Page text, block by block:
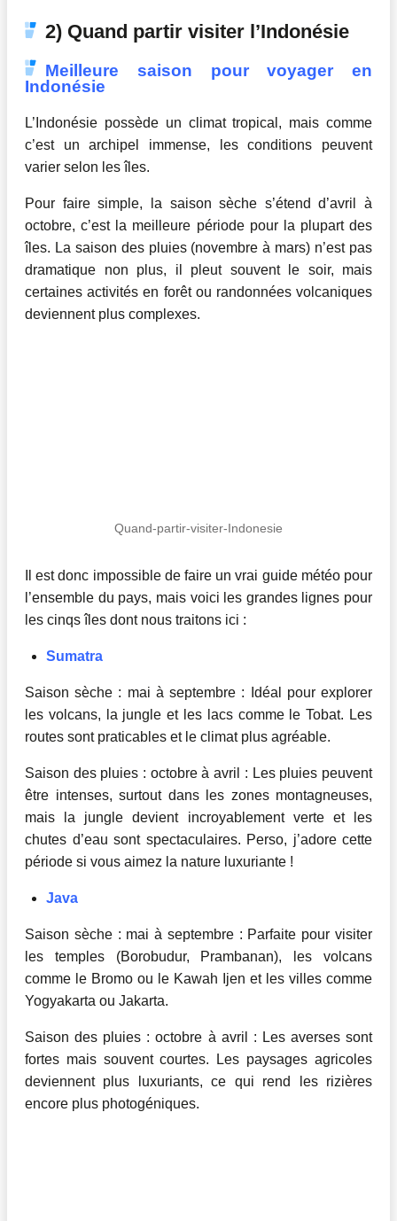
2) Quand partir visiter l’Indonésie
Meilleure saison pour voyager en
Indonésie
L’Indonésie possède un climat tropical, mais comme
c’est un archipel immense, les conditions peuvent
varier selon les îles.
Pour faire simple, la saison sèche s’étend d’avril à
octobre, c’est la meilleure période pour la plupart des
îles. La saison des pluies (novembre à mars) n’est pas
dramatique non plus, il pleut souvent le soir, mais
certaines activités en forêt ou randonnées volcaniques
deviennent plus complexes.
Quand-partir-visiter-Indonesie
Il est donc impossible de faire un vrai guide météo pour
l’ensemble du pays, mais voici les grandes lignes pour
les cinqs îles dont nous traitons ici :
Sumatra
Saison sèche : mai à septembre : Idéal pour explorer
les volcans, la jungle et les lacs comme le Tobat. Les
routes sont praticables et le climat plus agréable.
Saison des pluies : octobre à avril : Les pluies peuvent
être intenses, surtout dans les zones montagneuses,
mais la jungle devient incroyablement verte et les
chutes d’eau sont spectaculaires. Perso, j’adore cette
période si vous aimez la nature luxuriante !
Java
Saison sèche : mai à septembre : Parfaite pour visiter
les temples (Borobudur, Prambanan), les volcans
comme le Bromo ou le Kawah Ijen et les villes comme
Yogyakarta ou Jakarta.
Saison des pluies : octobre à avril : Les averses sont
fortes mais souvent courtes. Les paysages agricoles
deviennent plus luxuriants, ce qui rend les rizières
encore plus photogéniques.